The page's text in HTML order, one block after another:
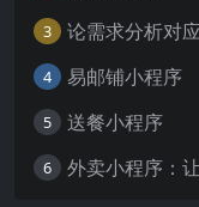
3 论需求分析对
4 易邮铺小程序
5 送餐小程序
6 外卖小程序：